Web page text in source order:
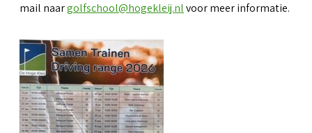
mail naargolfschool@hogekleij.nlvoor meer informatie.